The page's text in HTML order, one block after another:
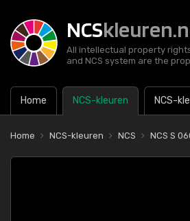
NCS
All intellectual property
and NCS system are the
Home NCS-kleuren NCS-
Home NCS-kleuren NCS NCS S